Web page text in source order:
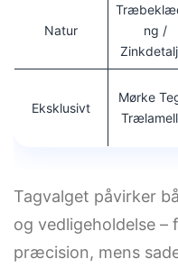
Natur
Ng /
Eksklusivt
Mørke
Tagvalget påvirker
og vedligeholdelse
præcision, mens